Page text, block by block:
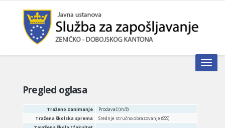
Toggle
Pregled oglasa
Traženo zanimanje
Prodavač (m/ž)
Tražena školska sprema
Srednje stručno obrazovanje (SSS)